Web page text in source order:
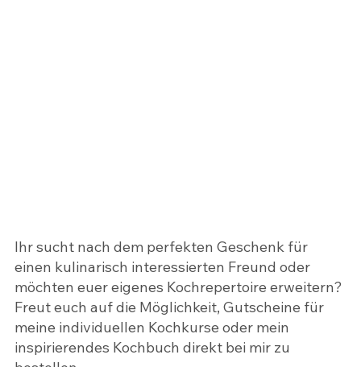
Ihr sucht nach dem perfekten Geschenk für
einen kulinarisch interessierten Freund oder
möchten euer eigenes Kochrepertoire erweitern?
Freut euch auf die Möglichkeit, Gutscheine für
meine individuellen Kochkurse oder mein
inspirierendes Kochbuch direkt bei mir zu